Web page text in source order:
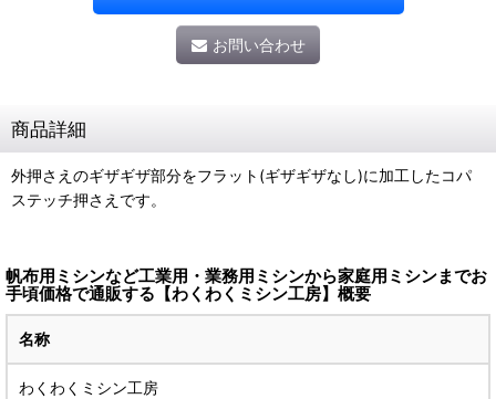
お問い合わせ
商品詳細
外押さえのギザギザ部分をフラット(ギザギザなし)に加工したコパ
ステッチ押さえです。
帆布用ミシンなど工業用・業務用ミシンから家庭用ミシンまでお
手頃価格で通販する【わくわくミシン工房】概要
名称
わくわくミシン工房